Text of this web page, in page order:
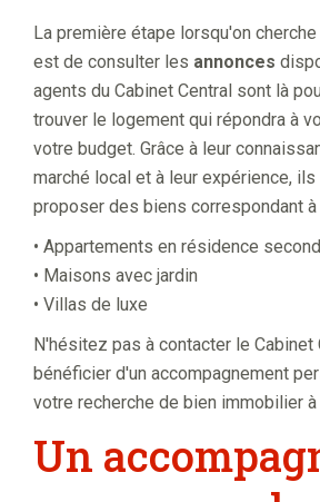
La première étape lorsqu'on
est de consulter les annonces
agents du Cabinet Central sont là
trouver le logement qui répondra à
votre budget. Grâce à leur
marché local et à leur expérience,
proposer des biens correspondant
• Appartements en résidence
• Maisons avec jardin
• Villas de luxe
N'hésitez pas à contacter le Cabinet
bénéficier d'un accompagnement
votre recherche de bien immobilier à
Un